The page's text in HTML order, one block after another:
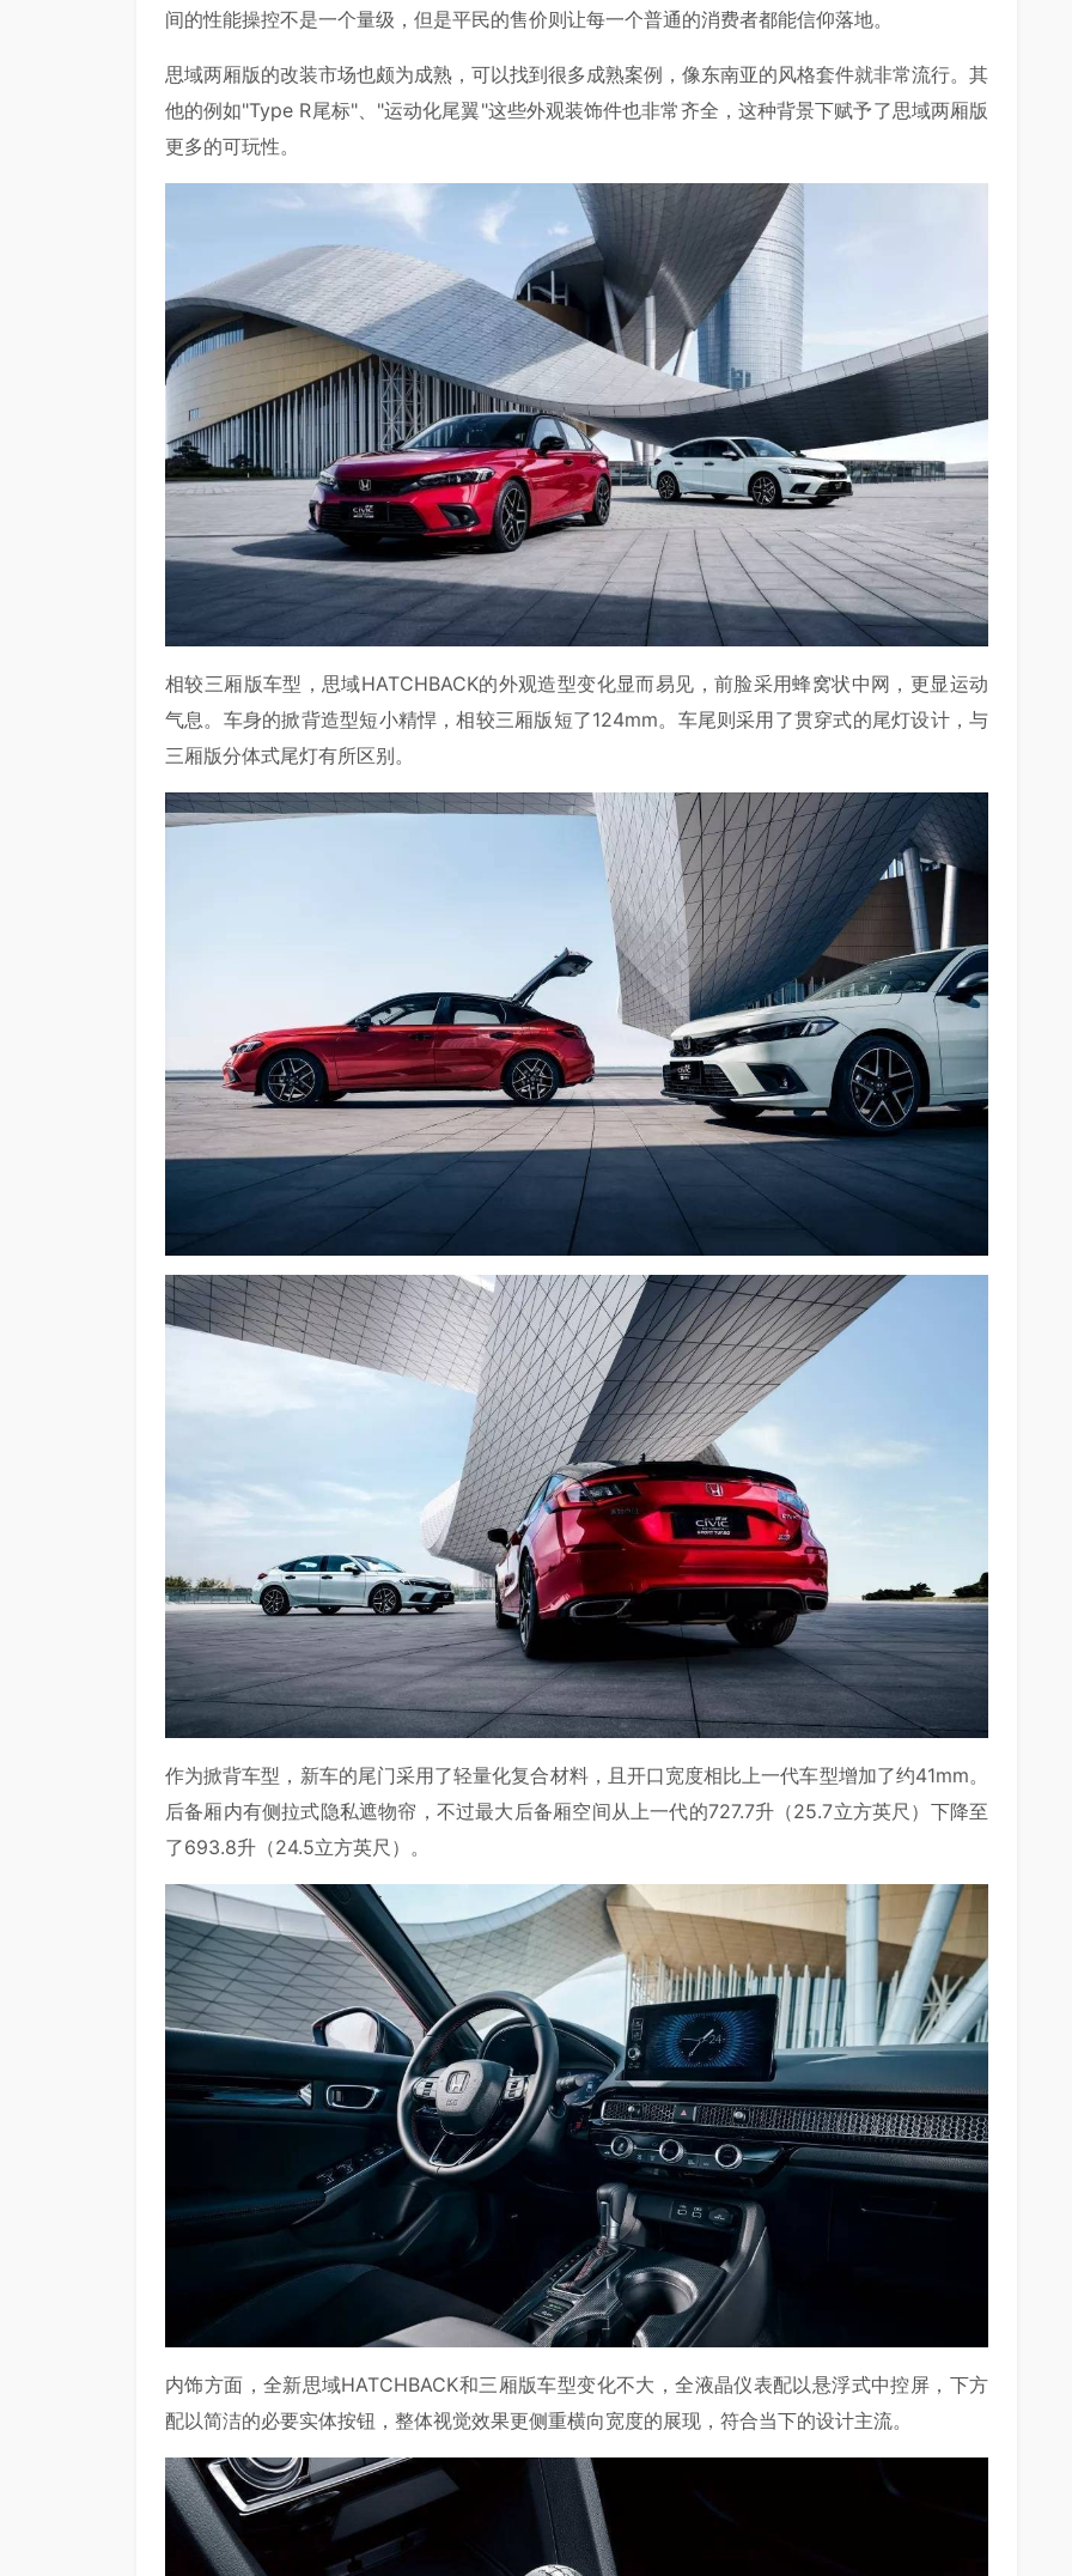
间的性能操控不是一个量级，但是平民的售价则让每一个普通的消费者都能信仰落地。
思域两厢版的改装市场也颇为成熟，可以找到很多成熟案例，像东南亚的风格套件就非常流行。其
他的例如"Type R尾标"、"运动化尾翼"这些外观装饰件也非常齐全，这种背景下赋予了思域两厢版
更多的可玩性。
相较三厢版车型，思域HATCHBACK的外观造型变化显而易见，前脸采用蜂窝状中网，更显运动
气息。车身的掀背造型短小精悍，相较三厢版短了124mm。车尾则采用了贯穿式的尾灯设计，与
三厢版分体式尾灯有所区别。
作为掀背车型，新车的尾门采用了轻量化复合材料，且开口宽度相比上一代车型增加了约41mm。
后备厢内有侧拉式隐私遮物帘，不过最大后备厢空间从上一代的727.7升（25.7立方英尺）下降至
了693.8升（24.5立方英尺）。
内饰方面，全新思域HATCHBACK和三厢版车型变化不大，全液晶仪表配以悬浮式中控屏，下方
配以简洁的必要实体按钮，整体视觉效果更侧重横向宽度的展现，符合当下的设计主流。